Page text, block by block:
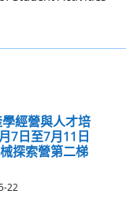
經營與人才培
7日至7月11日
探索營第二梯
22